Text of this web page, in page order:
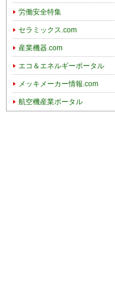
労働安全特集
セラミックス.com
産業機器.com
エコ＆エネルギーポータル
メッキメーカー情報.com
航空機産業ポータル